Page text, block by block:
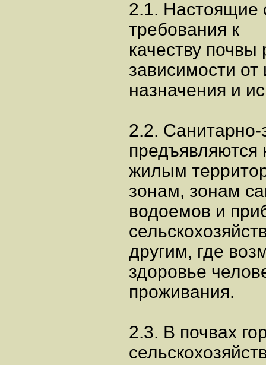
2.1. Настоящие
требования к
качеству
зависимости
назначения и
2.2. Санитарно-
предъявляются
жилым
зонам, зонам
водоемов и
другим, где
здоровье
проживания.
2.3. В почвах